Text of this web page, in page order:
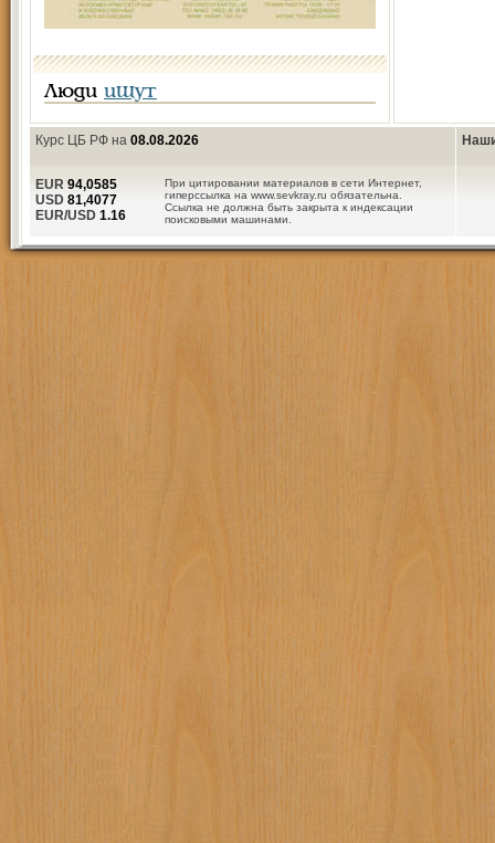
Люди ищут
Курс ЦБ РФ на 08.08.2026
При цитировании материалов в сети Интернет,
гиперссылка на www.sevkray.ru обязательна.
Ссылка не должна быть закрыта к индексации
поисковыми машинами.
EUR 94,0585
USD 81,4077
EUR/USD 1.16